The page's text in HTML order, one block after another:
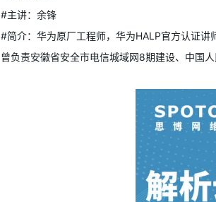
#主讲：余锋
#简介：华为原厂工程师，华为HALP官方认证讲
曾负责安徽省安全市电信城域网8期建设、中国